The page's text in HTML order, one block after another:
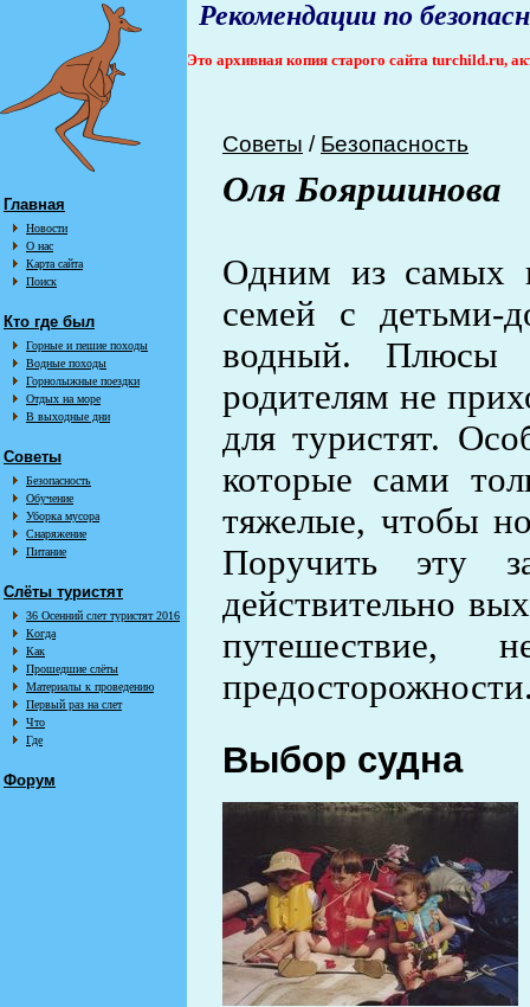
Главная
Новости
О нас
Карта сайта
Поиск
Кто где был
Горные и пешие походы
Водные походы
Горнолыжные поездки
Отдых на море
В выходные дни
Советы
Безопасность
Обучение
Уборка мусора
Снаряжение
Питание
Слёты туристят
36 Осенний слет туристят 2016
Когда
Как
Прошедшие слёты
Материалы к проведению
Первый раз на слет
Что
Где
Форум
Рекомендации по
Это архивная копия старого сайта turchild.ru,
Советы / Безопасность
Оля Бояршинова
Одним из самых
семей с детьми-
водный. Плюсы
родителям не
для туристят.
которые сами
тяжелые, чтобы
Поручить эту
действительно
путешествие,
Выбор судна